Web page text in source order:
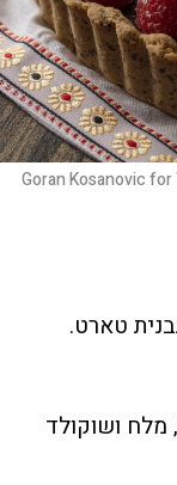
Goran Kosanovic for
ושוקולד